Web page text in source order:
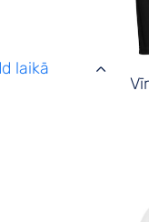
laikā
›